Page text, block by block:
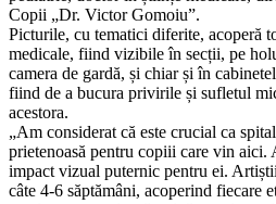
Copii „Dr. Victor Gomoiu”.
Picturile, cu tematici diferite, acoperă
medicale, fiind vizibile în secții, pe
camera de gardă, și chiar și în
fiind de a bucura privirile și sufletul
acestora.
„Am considerat că este crucial ca
prietenoasă pentru copiii care vin aici.
impact vizual puternic pentru ei.
câte 4-6 săptămâni, acoperind fiecare